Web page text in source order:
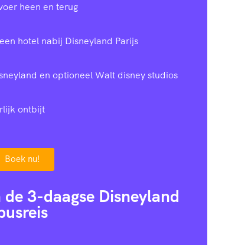
heen en terug
hotel nabij Disneyland Parijs
en optioneel Walt disney studios
ontbijt
Boek nu!
3-daagse Disneyland